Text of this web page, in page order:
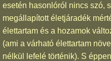
esetén hasonlóról nincs szó,
megállapított életjáradék
élettartam és a hozamok
(ami a várható élettartam
nélkül lefelé történik). S